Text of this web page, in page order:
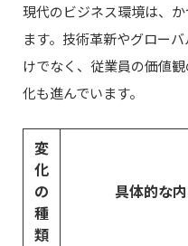
現代のビジネス環境は、
ます。技術革新やグロー
けでなく、従業員の価値
化も進んでいます。
変
化
の
種
類
具体的な